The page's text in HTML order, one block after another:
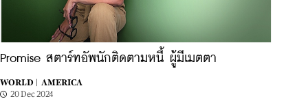
Promise สตาร์ทอัพนักติดตามหนี้ ผู้มีเมตตา
WORLD |
AMERICA
20 Dec 2024